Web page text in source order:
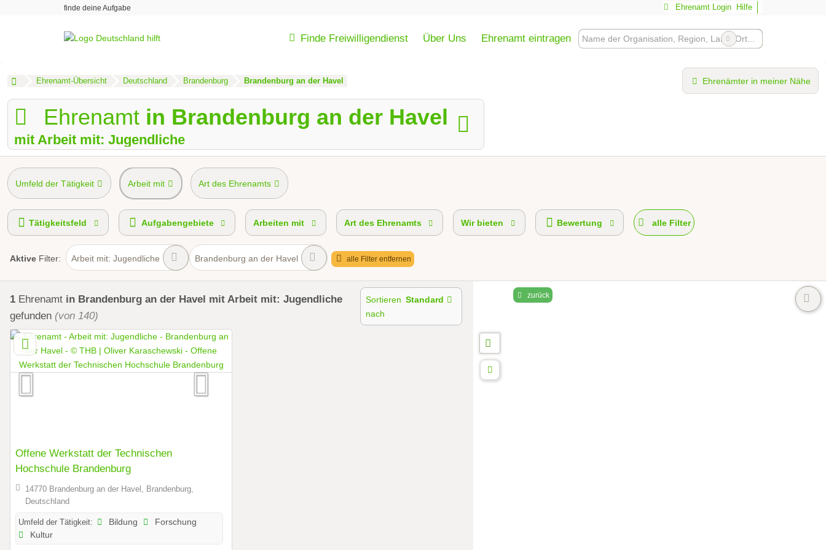
finde deine Aufgabe Ehrenamt Login Hilfe
Finde Freiwilligendienst Über Uns Ehrenamt eintragen
Ehrenamt-Übersicht Deutschland Brandenburg Brandenburg an der Havel Ehrenämter in meiner Nähe
Ehrenamt in Brandenburg an der Havel
mit Arbeit mit: Jugendliche
Umfeld der Tätigkeit Arbeit mit Art des Ehrenamts
Tätigkeitsfeld Aufgabengebiete Arbeiten mit Art des Ehrenamts Wir bieten Bewertung alle Filter
Aktive Filter: Arbeit mit: Jugendliche Brandenburg an der Havel alle Filter entfernen
1 Ehrenamt in Brandenburg an der Havel mit Arbeit mit: Jugendliche
gefunden (von 140)
Sortieren
nach
Standard
Offene Werkstatt der Technischen
Hochschule Brandenburg
14770 Brandenburg an der Havel, Brandenburg,
Deutschland
Umfeld der Tätigkeit: Bildung
Forschung
Kultur
zurück